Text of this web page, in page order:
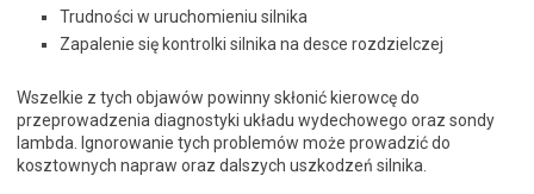
Trudności w uruchomieniu silnika
Zapalenie się kontrolki silnika na desce rozdzielczej
Wszelkie z tych objawów powinny skłonić kierowcę do
przeprowadzenia diagnostyki układu wydechowego oraz sondy
lambda. Ignorowanie tych problemów może prowadzić do
kosztownych napraw oraz dalszych uszkodzeń silnika.